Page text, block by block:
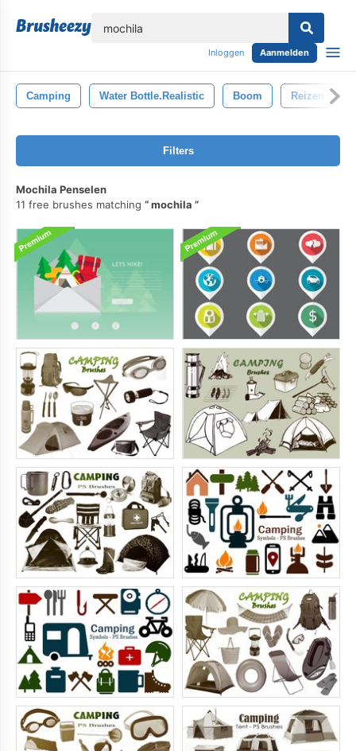
Inloggen Aanmelden
Camping Water Bottle.realistic Boom Reizen
Filters
Mochila Penselen
11 free brushes matching
mochila